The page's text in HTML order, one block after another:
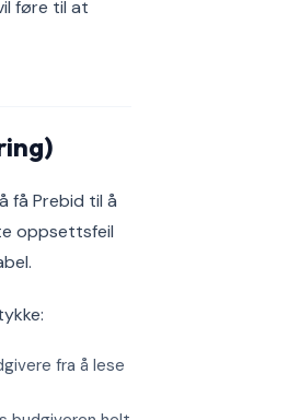
føre til at
få Prebid til å
oppsettsfeil
fra å lese